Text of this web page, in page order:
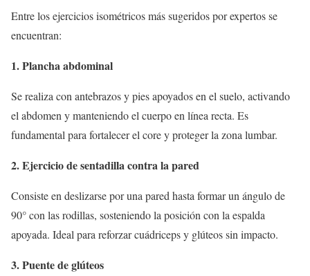
Entre los ejercicios isométricos más sugeridos por expertos se
encuentran:
1. Plancha abdominal
Se realiza con antebrazos y pies apoyados en el suelo, activando
el abdomen y manteniendo el cuerpo en línea recta. Es
fundamental para fortalecer el core y proteger la zona lumbar.
2. Ejercicio de sentadilla contra la pared
Consiste en deslizarse por una pared hasta formar un ángulo de
90° con las rodillas, sosteniendo la posición con la espalda
apoyada. Ideal para reforzar cuádriceps y glúteos sin impacto.
3. Puente de glúteos